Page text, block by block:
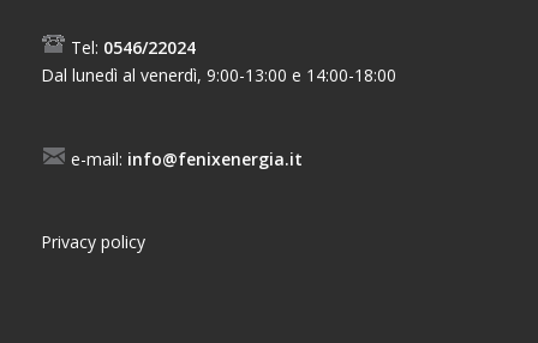
Tel: 0546/22024
Dal lunedì al venerdì, 9:00-13:00 e 14:00-18:00
e-mail: info@fenixenergia.it
Privacy policy